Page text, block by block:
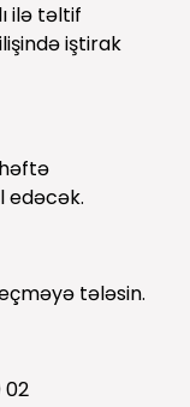
ilə təltif
iştirak
edəcək.
tələsin.
02